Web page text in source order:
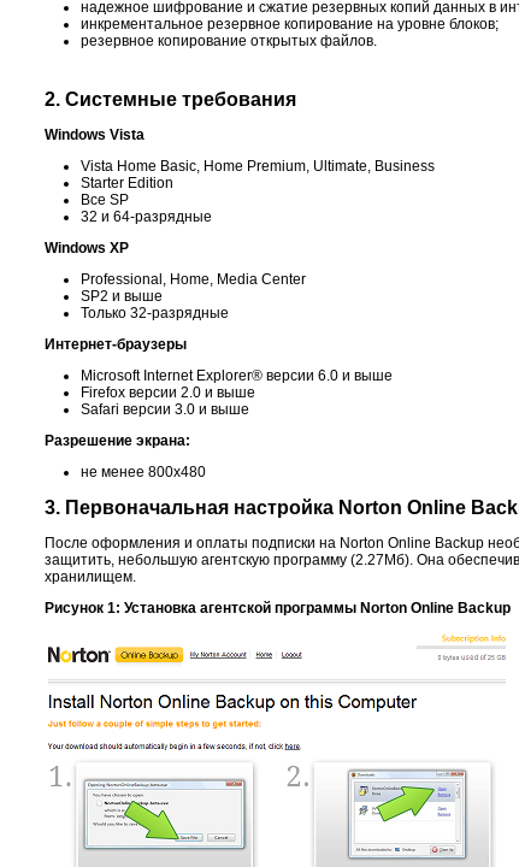
надежное шифрование и сжатие резервных копий данных в
инкрементальное резервное копирование на уровне блоков;
резервное копирование открытых файлов.
2. Системные требования
Windows Vista
Vista Home Basic, Home Premium, Ultimate, Business
Starter Edition
Все SP
32 и 64-разрядные
Windows XP
Professional, Home, Media Center
SP2 и выше
Только 32-разрядные
Интернет-браузеры
Microsoft Internet Explorer® версии 6.0 и выше
Firefox версии 2.0 и выше
Safari версии 3.0 и выше
Разрешение экрана:
не менее 800x480
3. Первоначальная настройка Norton Online
После оформления и оплаты подписки на Norton Online Backup
защитить, небольшую агентскую программу (2.27Мб). Она
хранилищем.
Рисунок 1: Установка агентской программы Norton Online Backup